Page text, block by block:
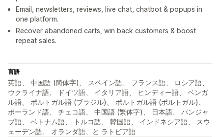
Email, newsletters, reviews, live chat, chatbot & popups in
one platform.
Recover abandoned carts, win back customers & boost
repeat sales.
言語
英語、 中国語 (簡体字)、 スペイン語、 フランス語、 ロシア語、
ウクライナ語、 ドイツ語、 イタリア語、 ヒンディー語、 ベンガ
ル語、 ポルトガル語 (ブラジル)、 ポルトガル語 (ポルトガル)、
ポーランド語、 チェコ語、 中国語 (繁体字)、 日本語、 パンジャ
ブ語、 ベトナム語、 トルコ語、 韓国語、 インドネシア語、 スウ
ェーデン語、 オランダ語、と ラトビア語